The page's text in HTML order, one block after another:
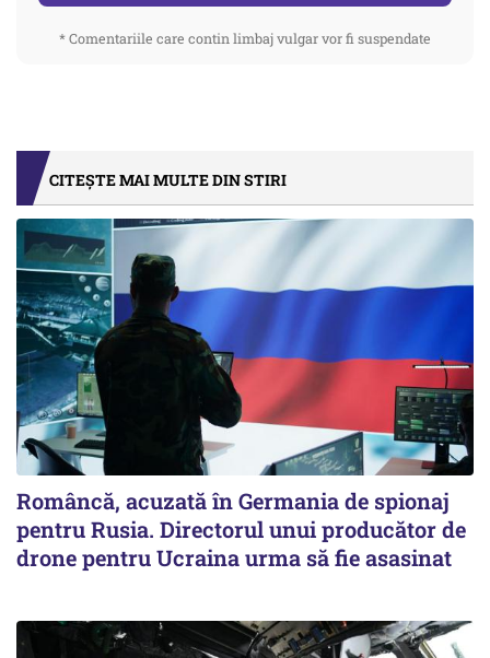
* Comentariile care contin limbaj vulgar vor fi suspendate
CITEȘTE MAI MULTE DIN STIRI
Româncă, acuzată în Germania de spionaj
pentru Rusia. Directorul unui producător de
drone pentru Ucraina urma să fie asasinat